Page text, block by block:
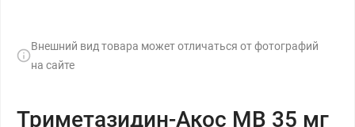
Внешний вид товара может отличаться от фотографий
на сайте
Триметазидин-Акос МВ 35 мг